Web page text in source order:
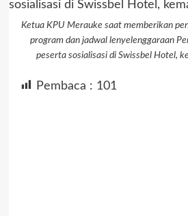
Ketua KPU Merauke saat memberikan
program dan jadwal lenyelenggaraan
peserta sosialisasi di Swissbel Hotel,
Pembaca : 101